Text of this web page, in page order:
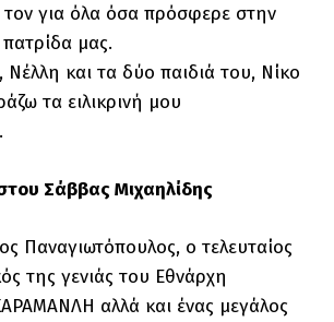
για όλα όσα πρόσφερε στην
μας.
και τα δύο παιδιά του, Νίκο
τα ειλικρινή μου
Σάββας Μιχαηλίδης
Παναγιωτόπουλος, ο τελευταίος
της γενιάς του Εθνάρχη
αλλά και ένας μεγάλος